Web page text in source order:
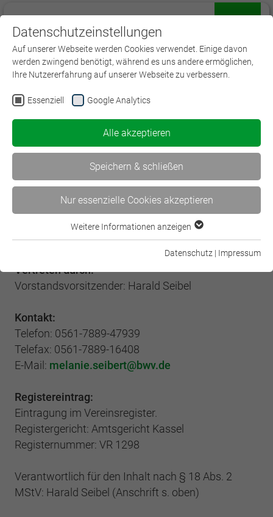
Impressum
Angaben gemäß § 5 DDG:
Berufsbildungswerk der Deutschen
Versicherungswirtschaft in Nordhessen (BWV) e.
Kölnische Str. 42-46
34117 Kassel
Vertreten durch:
Vorstandsvorsitzender: Harald Seibel
Kontakt:
Telefon: 0561-7889-47939
Telefax: 0561-7889-16408
E-Mail: melanie.seibert bwv.de
Registereintrag:
Eintragung im Vereinsregister.
Registergericht: Amtsgericht Kassel
Registernummer: VR 1298
Verantwortlich für den Inhalt nach § 18 Abs. 2
MStV: Harald Seibel (Anschrift s. oben)
Datenschutzeinstellungen
Auf unserer Webseite werden Cookies verwendet. Einige davon
werden zwingend benötigt, während es uns andere ermöglichen,
Ihre Nutzererfahrung auf unserer Webseite zu verbessern.
Essenziell Google Analytics
Alle akzeptieren
Speichern & schließen
Nur essenzielle Cookies akzeptieren
Essenzielle Cookies werden für grundlegende Funktionen der
Webseite einwandfrei funktioniert.
Anbieter BWV Nordhessen
Zweck
Cookie-Einstellungen für diese Website zu
speichern.
Name
Anbieter BWV Nordhessen
Google Analytics
Name _ga
Anbieter
Laufzeit 2 Jahre
Registriert eine eindeutige ID, die verwendet
Besucher die Website nutzt, zu generieren.
Cookie-Informationen anzeigen
Weitere Informationen anzeigen
Datenschutz | Impressum